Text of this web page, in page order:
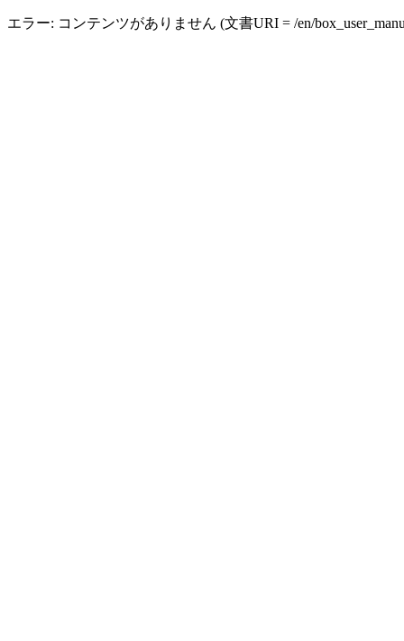
エラー: コンテンツがありません (文書URI = /en/